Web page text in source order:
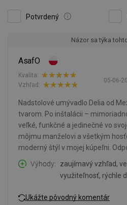
Potvrdený
Názor sa týka
AsafO
05-06-
Kvalita:
Vzhľad:
Nadstolové umývadlo Delia od
tvarom. Po inštalácii –
veľké, funkčné a jedinečné vo
môjmu manželovi a všetkým
moderný štýl v mojej kúpeľni.
Výhody
zaujímavý vzhľad,
využiteľnosť, rýchle
Ukážte pôvodný komentár